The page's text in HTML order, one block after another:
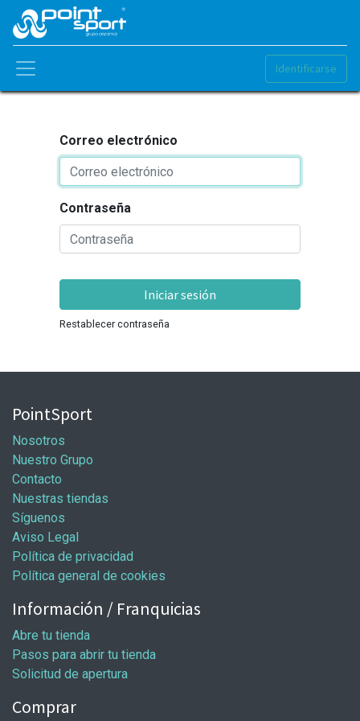
Identificarse
Correo electrónico
Contraseña
Iniciar sesión
Restablecer contraseña
PointSport
Nosotros
Nuestro Grupo
Contacto
Nuestras tiendas
Síguenos
Aviso Legal
Política de privacidad
Política general de cookies
Información / Franquicias
Abre tu tienda
Pasos para abrir tu tienda
Solicitud de apertura
Comprar